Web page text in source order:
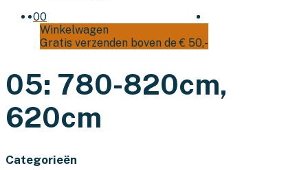
00
Winkelwagen
Gratis verzenden boven de € 50,-
05: 780-820cm,
620cm
Categorieën